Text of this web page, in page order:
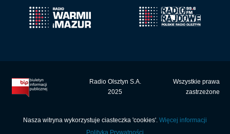
Radio Olsztyn S.A.
2025
Wszystkie prawa
zastrzeżone
Nasza witryna wykorzystuje ciasteczka 'cookies'. Więcej informacji
Polityka Prywatności